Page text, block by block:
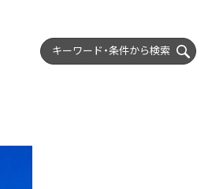
キーワード・条件から検索